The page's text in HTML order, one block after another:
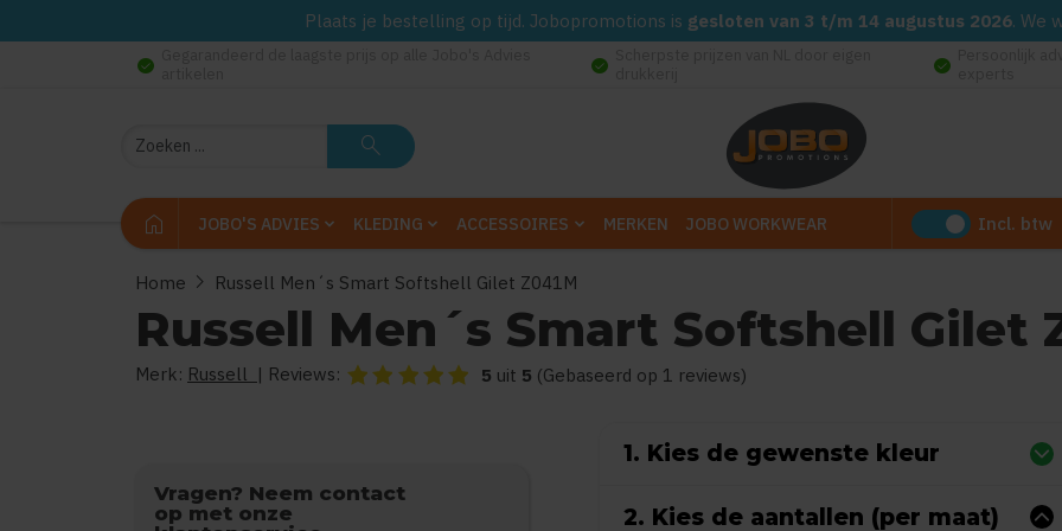
Plaats je bestelling op tijd. Jobopromotions is gesloten van 3 t/m 14 augustus 2026. We
check_circle check_circle check_circle
Zoeken search
home JOBO'S ADVIES KLEDING ACCESSOIRES MERKEN JOBO WORKWEAR Incl. btw
Home chevron_right Russell Men´s Smart Softshell Gilet Z041M
Russell Men´s Smart Softshell Gilet
Merk: Russell | Reviews: De beoordeling van dit product is5 van de 5
5 uit 5 (Gebaseerd op 1 reviews)
Vragen? Neem contact
op met onze
1. Kies de gewenste kleur
2. Kies de aantallen (per maat)